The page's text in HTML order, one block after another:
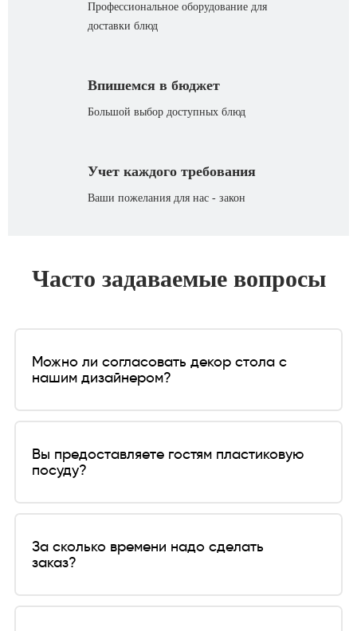
Профессиональное оборудование для
доставки блюд
Впишемся в бюджет
Большой выбор доступных блюд
Учет каждого требования
Ваши пожелания для нас - закон
Часто задаваемые вопросы
Можно ли согласовать декор стола с
нашим дизайнером?
Да, конечно. У нас уже есть разработанные
коллекции декора, которые можно
использовать при декоре стола. Но если у вас
есть какие-то задумки – мы можем их
Вы предоставляете гостям пластиковую
посуду?
Мы предоставляем либо фарфоровую посуду,
либо пластиковую – по согласованию с
Заказчиком и задачами мероприятия
За сколько времени надо сделать
заказ?
Заказ желательно сделать заранее, хотя бы за